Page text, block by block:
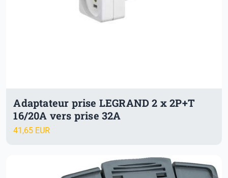
Adaptateur prise LEGRAND 2 x 2P+T
16/20A vers prise 32A
41,65 EUR